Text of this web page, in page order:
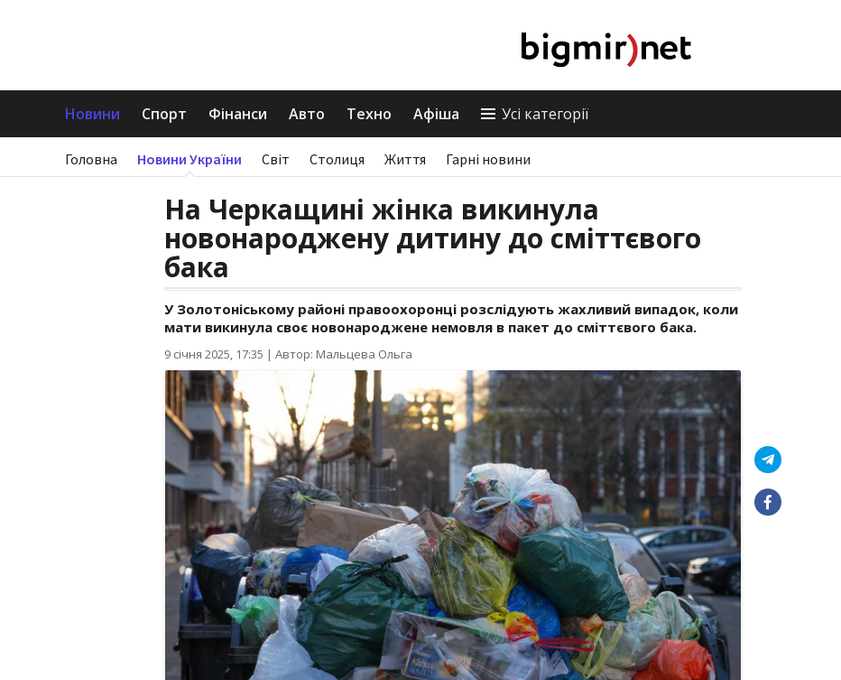
Новини Спорт Фінанси Авто Техно Афіша Усі категорії
Головна Новини України Світ Столиця Життя Гарні новини
На Черкащині жінка викинула
новонароджену дитину до сміттєвого
бака
У Золотоніському районі правоохоронці розслідують жахливий випадок, коли
мати викинула своє новонароджене немовля в пакет до сміттєвого бака.
9 січня 2025, 17:35 | Автор: Мальцева Ольга